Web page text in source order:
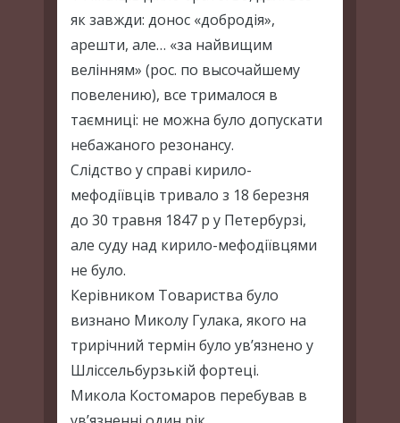
як завжди: донос «добродія»,
арешти, але… «за найвищим
велінням» (рос. по высочайшему
повелению), все трималося в
таємниці: не можна було допускати
небажаного резонансу.
Слідство у справі кирило-
мефодіївців тривало з 18 березня
до 30 травня 1847 р у Петербурзі,
але суду над кирило-мефодіївцями
не було.
Керівником Товариства було
визнано Миколу Гулака, якого на
трирічний термін було ув’язнено у
Шліссельбурзькій фортеці.
Микола Костомаров перебував в